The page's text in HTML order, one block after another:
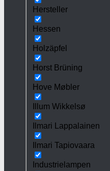
Hersteller
Hessen
Holzäpfel
Horst Brüning
Hove Møbler
Illum Wikkelsø
Ilmari Lappalainen
Ilmari Tapiovaara
Industrielampen